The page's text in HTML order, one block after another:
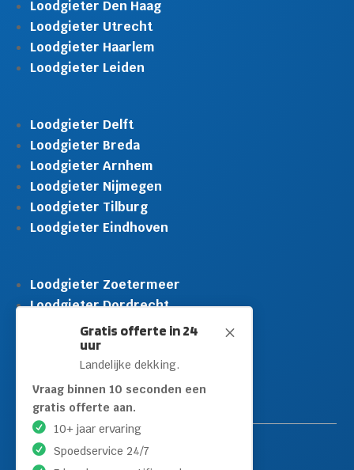
M
Gratis offerte in 24
uur
Landelijke dekking.
Vraag binnen 10 seconden een
gratis offerte aan.
10+ jaar ervaring
Spoedservice 24/7
Loodgieter Den Haag
Loodgieter Utrecht
Loodgieter Haarlem
Loodgieter Leiden
Loodgieter Delft
Loodgieter Breda
Loodgieter Arnhem
Loodgieter Nijmegen
Loodgieter Tilburg
Loodgieter Eindhoven
Loodgieter Zoetermeer
Loodgieter Dordrecht
Loodgieter Rijswijk
Loodgieter Schiedam
Loodgieter Leidschendam
Loodgieter Hilversum